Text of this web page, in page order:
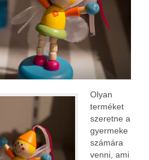
Olyan
terméket
szeretne a
gyermeke
számára
venni, ami